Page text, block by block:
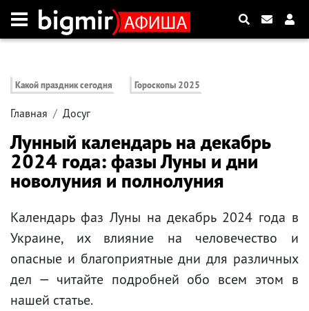
Какой праздник сегодня Гороскопы 2025
Главная Досуг
Лунный календарь на декабрь
2024 года: фазы Луны и дни
новолуния и полнолуния
Календарь фаз Луны на декабрь 2024 года в
Украине, их влияние на человечество и
опасные и благоприятные дни для различных
дел — читайте подробней обо всем этом в
нашей статье.